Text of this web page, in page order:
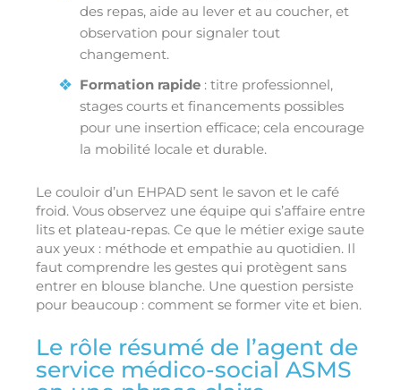
des repas, aide au lever et au coucher, et
observation pour signaler tout
changement.
Formation rapide : titre professionnel,
stages courts et financements possibles
pour une insertion efficace; cela encourage
la mobilité locale et durable.
Le couloir d’un EHPAD sent le savon et le café
froid. Vous observez une équipe qui s’affaire entre
lits et plateau‑repas. Ce que le métier exige saute
aux yeux : méthode et empathie au quotidien. Il
faut comprendre les gestes qui protègent sans
entrer en blouse blanche. Une question persiste
pour beaucoup : comment se former vite et bien.
Le rôle résumé de l’agent de
service médico-social ASMS